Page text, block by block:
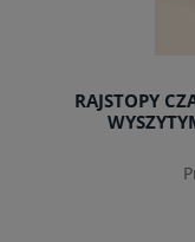
RAJSTOPY